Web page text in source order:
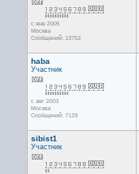
с янв 2005
Москва
Сообщений: 13752
haba
Участник
с авг 2003
Москва
Сообщений: 7129
sibist1
Участник